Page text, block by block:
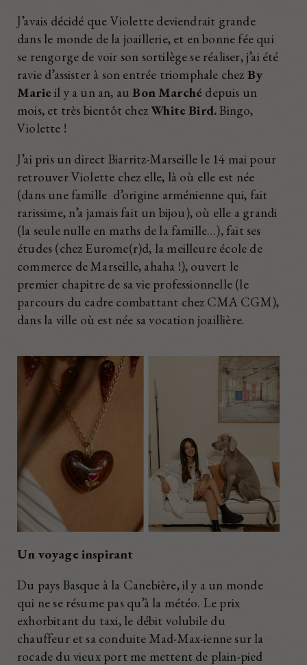
J’avais décidé que Violette deviendrait grande
dans le monde de la joaillerie, et en bonne fée qui
se rengorge de voir son sortilège se réaliser, j’ai été
ravie d’assister à son entrée triomphale chez By
Marieil y a un an, auBon Marché depuis un
mois, et très bientôt chezWhite Bird.Bingo,
Violette !
J’ai pris un direct Biarritz-Marseille le 14 mai pour
retrouver Violette chez elle, là où elle est née
(dans une famille d’origine arménienne qui, fait
rarissime, n’a jamais fait un bijou), où elle a grandi
(la seule nulle en maths de la famille…), fait ses
études (chez Eurome(r)d, la meilleure école de
commerce de Marseille, ahaha !), ouvert le
premier chapitre de sa vie professionnelle (le
parcours du cadre combattant chez CMA CGM),
dans la ville où est née sa vocation joaillière.
Un voyage inspirant
Du pays Basque à la Canebière, il y a un monde
qui ne se résume pas qu’à la météo. Le prix
exhorbitant du taxi, le débit volubile du
chauffeur et sa conduite Mad-Max-ienne sur la
rocade du vieux port me mettent de plain-pied